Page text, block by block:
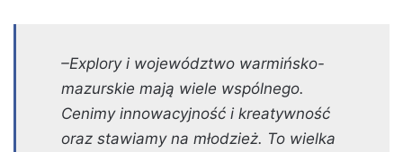
–Explory i województwo warmińsko-
mazurskie mają wiele wspólnego.
Cenimy innowacyjność i kreatywność
oraz stawiamy na młodzież. To wielka